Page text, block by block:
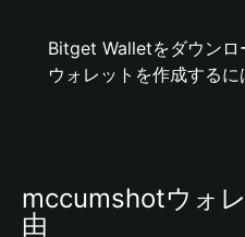
Bitget Walletをダウン
ウォレットを作成するに
mccumshotウォ
由